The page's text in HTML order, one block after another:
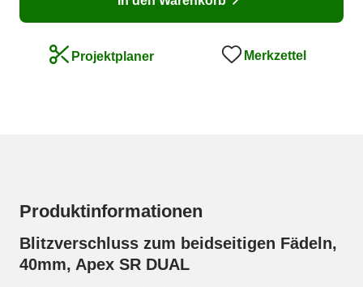
Projektplaner Merkzettel
Produktinformationen
Blitzverschluss zum beidseitigen Fädeln,
40mm, Apex SR DUAL